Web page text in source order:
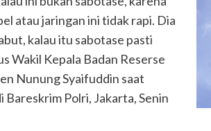
atau jaringan ini tidak rapi. Dia
kalau itu sabotase pasti
Wakil Kepala Badan Reserse
Nunung Syaifuddin saat
Polri, Jakarta, Senin